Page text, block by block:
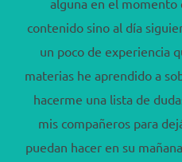
alguna en el momento
contenido sino al día
un poco de experiencia
materias he aprendido a
hacerme una lista de
mis compañeros para
puedan hacer en su